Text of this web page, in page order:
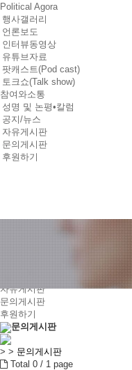
Political Agora
행사갤러리
언론보도
인터뷰동영상
유튜브자료
팟캐스트(Pod cast)
토크쇼(Talk show)
참여와소통
성명 및 논평•칼럼
공지/뉴스
자유게시판
문의게시판
후원하기
자유게시판
문의게시판
후원하기
문의게시판
> > 문의게시판
Total 0 / 1 page